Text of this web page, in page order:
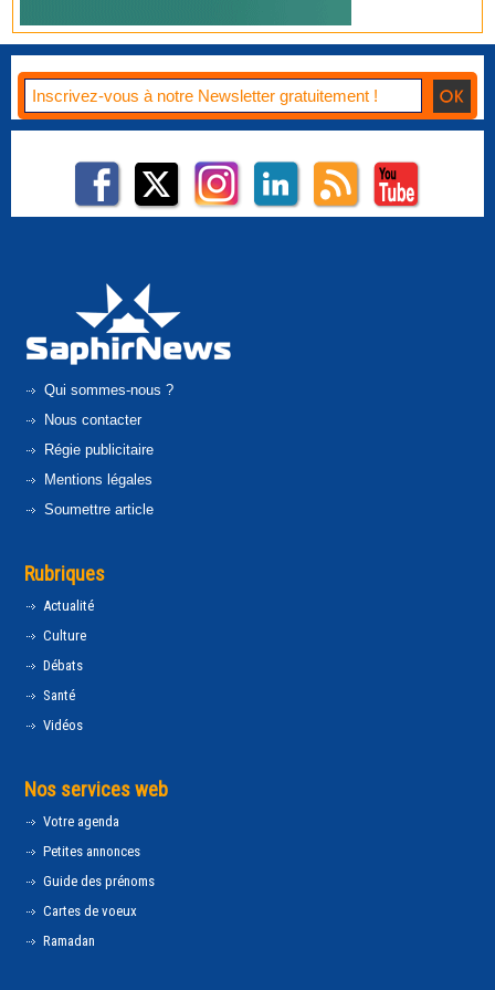
Qui sommes-nous ?
Nous contacter
Régie publicitaire
Mentions légales
Soumettre article
Rubriques
Actualité
Culture
Débats
Santé
Vidéos
Nos services web
Votre agenda
Petites annonces
Guide des prénoms
Cartes de voeux
Ramadan